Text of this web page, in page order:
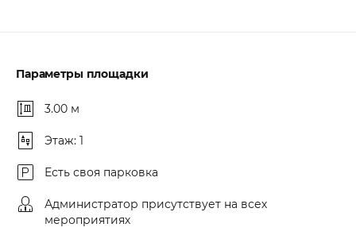
Параметры площадки
3.00 м
Этаж: 1
Есть своя парковка
Администратор присутствует на всех
мероприятиях